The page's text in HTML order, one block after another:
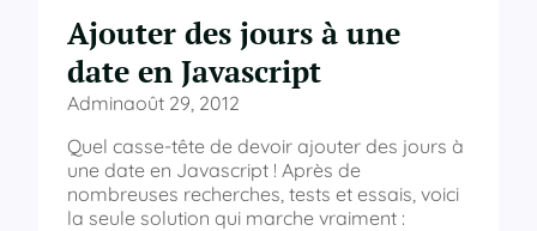
Ajouter des jours à une
date en Javascript
Adminaoût 29, 2012
Quel casse-tête de devoir ajouter des jours à
une date en Javascript ! Après de
nombreuses recherches, tests et essais, voici
la seule solution qui marche vraiment :